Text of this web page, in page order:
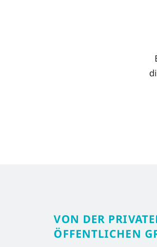
VON DER
ÖFFENTLICHEN